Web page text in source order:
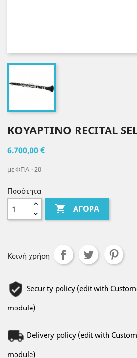
ΚΟΥΑΡΤΙΝΟ RECITAL
6.700,00 €
με ΦΠΑ 20
Ποσότητα
 ΑΓΟΡΆ
Κοινή χρήση
Security policy (edit with
module)
Delivery policy (edit with
module)